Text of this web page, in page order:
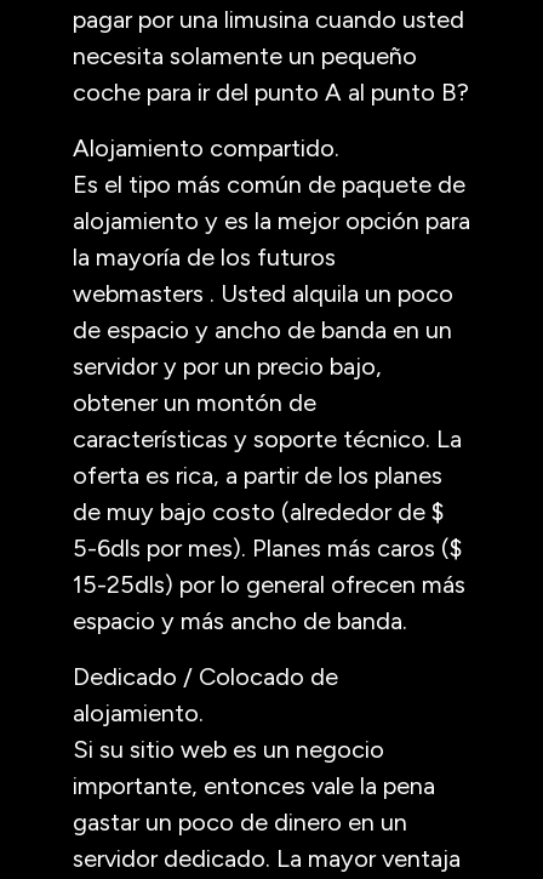
pagar por una limusina cuando usted
necesita solamente un pequeño
coche para ir del punto A al punto B?
Alojamiento compartido.
Es el tipo más común de paquete de
alojamiento y es la mejor opción para
la mayoría de los futuros
webmasters . Usted alquila un poco
de espacio y ancho de banda en un
servidor y por un precio bajo,
obtener un montón de
características y soporte técnico. La
oferta es rica, a partir de los planes
de muy bajo costo (alrededor de $
5-6dls por mes). Planes más caros ($
15-25dls) por lo general ofrecen más
espacio y más ancho de banda.
Dedicado / Colocado de
alojamiento.
Si su sitio web es un negocio
importante, entonces vale la pena
gastar un poco de dinero en un
servidor dedicado. La mayor ventaja